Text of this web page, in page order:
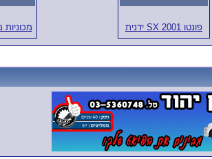
פונטו SX 2001 ידנית